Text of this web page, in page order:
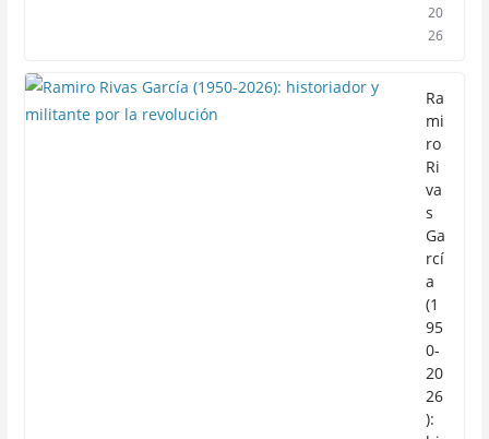
20
26
Ra
mi
ro
Ri
va
s
Ga
rcí
a
(1
95
0-
20
26
):